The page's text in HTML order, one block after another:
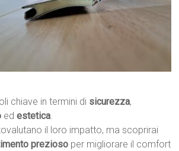
chiave in termini di sicurezza,
edestetica.
il loro impatto, ma scoprirai
prezioso per migliorare il comfort